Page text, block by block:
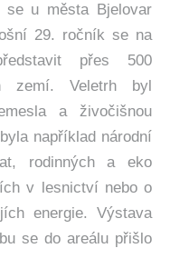
se u města Bjelovar
29. ročník se na
přes 500
zemí. Veletrh byl
a živočišnou
například národní
rodinných a eko
v lesnictví nebo o
energie. Výstava
se do areálu přišlo